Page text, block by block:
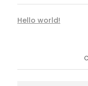
Hello world!